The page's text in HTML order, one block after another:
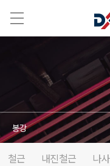
봉강
철근 내진철근 나